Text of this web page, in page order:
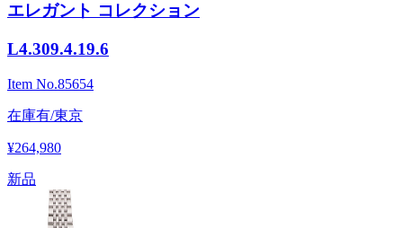
エレガント コレクション
L4.309.4.19.6
Item No.85654
在庫有/東京
¥264,980
新品